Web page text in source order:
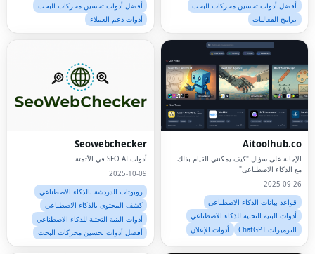
أفضل أدوات تحسين محركات البحث
برامج الفعاليات
أفضل أدوات تحسين محركات البحث
أدوات دعم العملاء
Aitoolhub.co
الإجابة على سؤال "كيف يمكنني القيام بذلك
مع الذكاء الاصطناعي"
2025-09-26
قواعد بيانات الذكاء الاصطناعي
أدوات البنية التحتية للذكاء الاصطناعي
الترميزات ChatGPT
أدوات الإعلان
Seowebchecker
أدوات SEO AI في الأتمتة
2025-10-09
روبوتات الدردشة بالذكاء الاصطناعي
كشف المحتوى بالذكاء الاصطناعي
أدوات البنية التحتية للذكاء الاصطناعي
أفضل أدوات تحسين محركات البحث